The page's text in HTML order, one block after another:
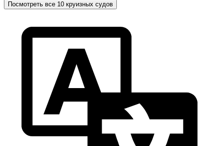
Посмотреть все 10 круизных судов